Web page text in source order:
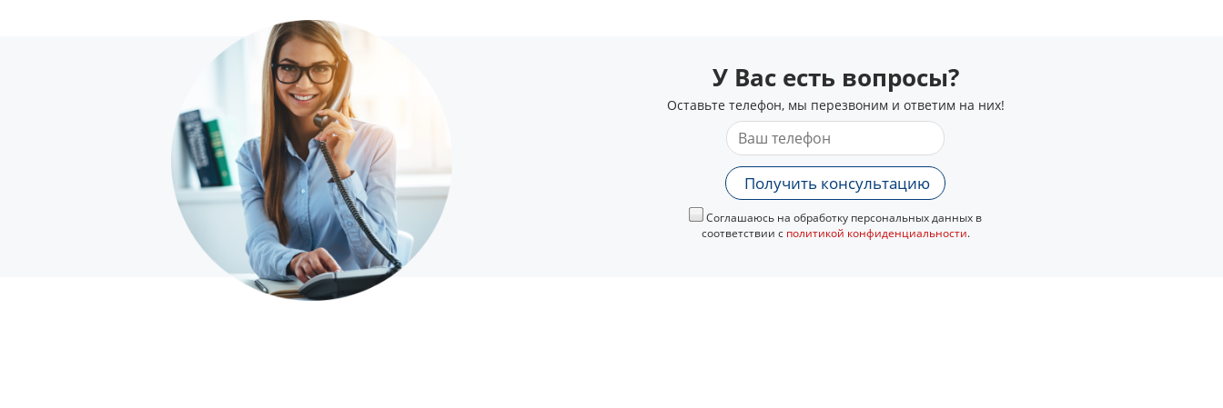
У Вас есть вопросы?
Оставьте телефон, мы перезвоним и ответим на них!
Получить консультацию
Соглашаюсь на обработку персональных данных в
соответствии с политикой конфиденциальности.